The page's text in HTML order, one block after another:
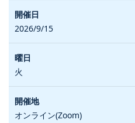
2026/9/15
火
オンライン(Zoom)